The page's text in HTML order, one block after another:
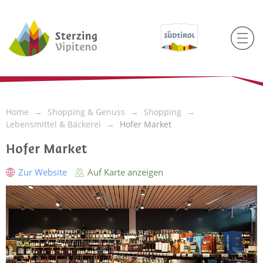
Home Shopping & Genuss
Shopping
Lebensmittel & Bäckerei
Hofer Market
Hofer Market
Zur Website Auf Karte anzeigen